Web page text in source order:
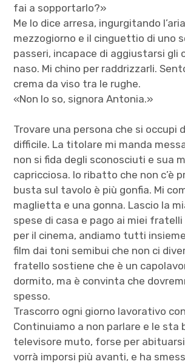
fai a sopportarlo?»
Me lo dice arresa, ingurgitando
mezzogiorno e il cinguettio di uno
passeri, incapace di aggiustarsi gli
naso. Mi chino per raddrizzarli.
crema da viso tra le rughe.
«Non lo so, signora Antonia.»
Trovare una persona che si occupi
difficile. La titolare mi manda
non si fida degli sconosciuti e sua
capricciosa. Io ribatto che non c’è
busta sul tavolo è più gonfia. Mi
maglietta e una gonna. Lascio la
spese di casa e pago ai miei
per il cinema, andiamo tutti
film dai toni semibui che non ci
fratello sostiene che è un
dormito, ma è convinta che
spesso.
Trascorro ogni giorno lavorativo
Continuiamo a non parlare e le sta
televisore muto, forse per
vorrà imporsi più avanti, e ha